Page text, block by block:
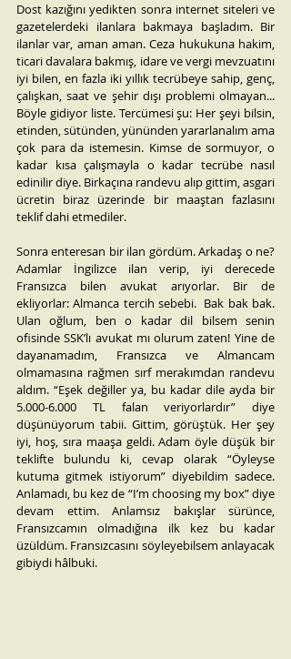
Dost kazığını yedikten sonra internet siteleri ve
gazetelerdeki ilanlara bakmaya başladım. Bir
ilanlar var, aman aman. Ceza hukukuna hakim,
ticari davalara bakmış, idare ve vergi mevzuatını
iyi bilen, en fazla iki yıllık tecrübeye sahip, genç,
çalışkan, saat ve şehir dışı problemi olmayan...
Böyle gidiyor liste. Tercümesi şu: Her şeyi bilsin,
etinden, sütünden, yününden yararlanalım ama
çok para da istemesin. Kimse de sormuyor, o
kadar kısa çalışmayla o kadar tecrübe nasıl
edinilir diye. Birkaçına randevu alıp gittim, asgari
ücretin biraz üzerinde bir maaştan fazlasını
teklif dahi etmediler.
Sonra enteresan bir ilan gördüm. Arkadaş o ne?
Adamlar İngilizce ilan verip, iyi derecede
Fransızca bilen avukat arıyorlar. Bir de
ekliyorlar: Almanca tercih sebebi.  Bak bak bak.
Ulan oğlum, ben o kadar dil bilsem senin
ofisinde SSK’lı avukat mı olurum zaten! Yine de
dayanamadım, Fransızca ve Almancam
olmamasına rağmen sırf merakımdan randevu
aldım. “Eşek değiller ya, bu kadar dile ayda bir
5.000-6.000 TL falan veriyorlardır” diye
düşünüyorum tabii. Gittim, görüştük. Her şey
iyi, hoş, sıra maaşa geldi. Adam öyle düşük bir
teklifte bulundu ki, cevap olarak “Öyleyse
kutuma gitmek istiyorum” diyebildim sadece.
Anlamadı, bu kez de “I’m choosing my box” diye
devam ettim. Anlamsız bakışlar sürünce,
Fransızcamın olmadığına ilk kez bu kadar
üzüldüm. Fransızcasını söyleyebilsem anlayacak
gibiydi hâlbuki.